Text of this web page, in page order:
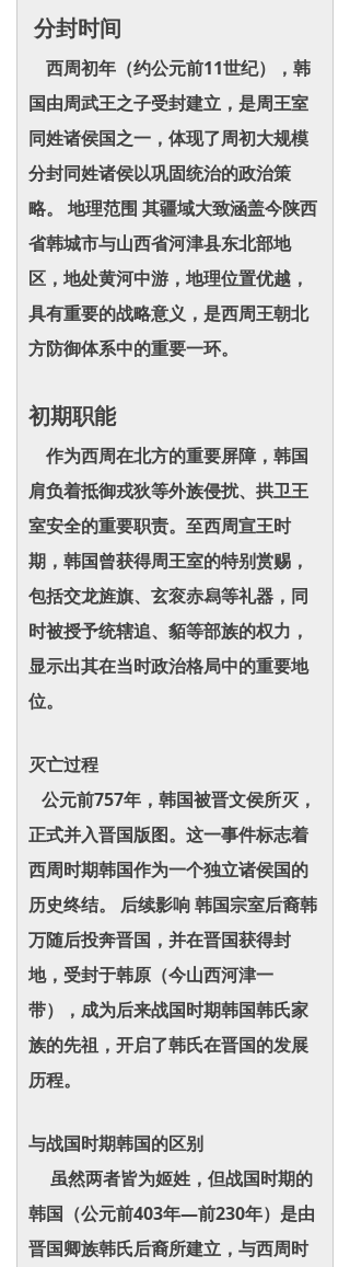
分封时间
西周初年（约公元前11世纪），韩
国由周武王之子受封建立，是周王室
同姓诸侯国之一，体现了周初大规模
分封同姓诸侯以巩固统治的政治策
略。 地理范围 其疆域大致涵盖今陕西
省韩城市与山西省河津县东北部地
区，地处黄河中游，地理位置优越，
具有重要的战略意义，是西周王朝北
方防御体系中的重要一环。
初期职能
作为西周在北方的重要屏障，韩国
肩负着抵御戎狄等外族侵扰、拱卫王
室安全的重要职责。至西周宣王时
期，韩国曾获得周王室的特别赏赐，
包括交龙旌旗、玄衮赤舄等礼器，同
时被授予统辖追、貊等部族的权力，
显示出其在当时政治格局中的重要地
位。
灭亡过程
公元前757年，韩国被晋文侯所灭，
正式并入晋国版图。这一事件标志着
西周时期韩国作为一个独立诸侯国的
历史终结。 后续影响 韩国宗室后裔韩
万随后投奔晋国，并在晋国获得封
地，受封于韩原（今山西河津一
带），成为后来战国时期韩国韩氏家
族的先祖，开启了韩氏在晋国的发展
历程。
与战国时期韩国的区别
虽然两者皆为姬姓，但战国时期的
韩国（公元前403年—前230年）是由
晋国卿族韩氏后裔所建立，与西周时